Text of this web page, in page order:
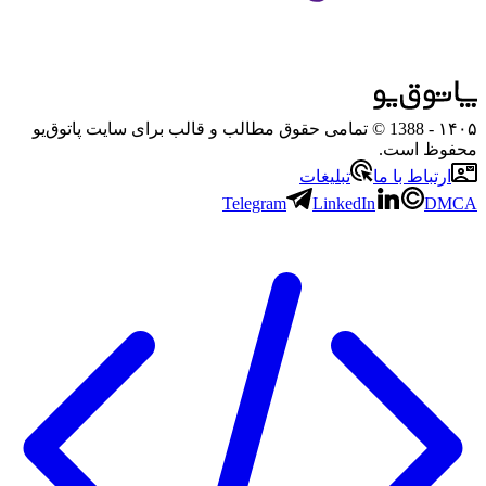
۱۴۰۵
- 1388 © تمامی حقوق مطالب و قالب برای سایت پاتوق‌یو
محفوظ است.
ارتباط با ما
تبلیغات
Telegram
LinkedIn DMCA